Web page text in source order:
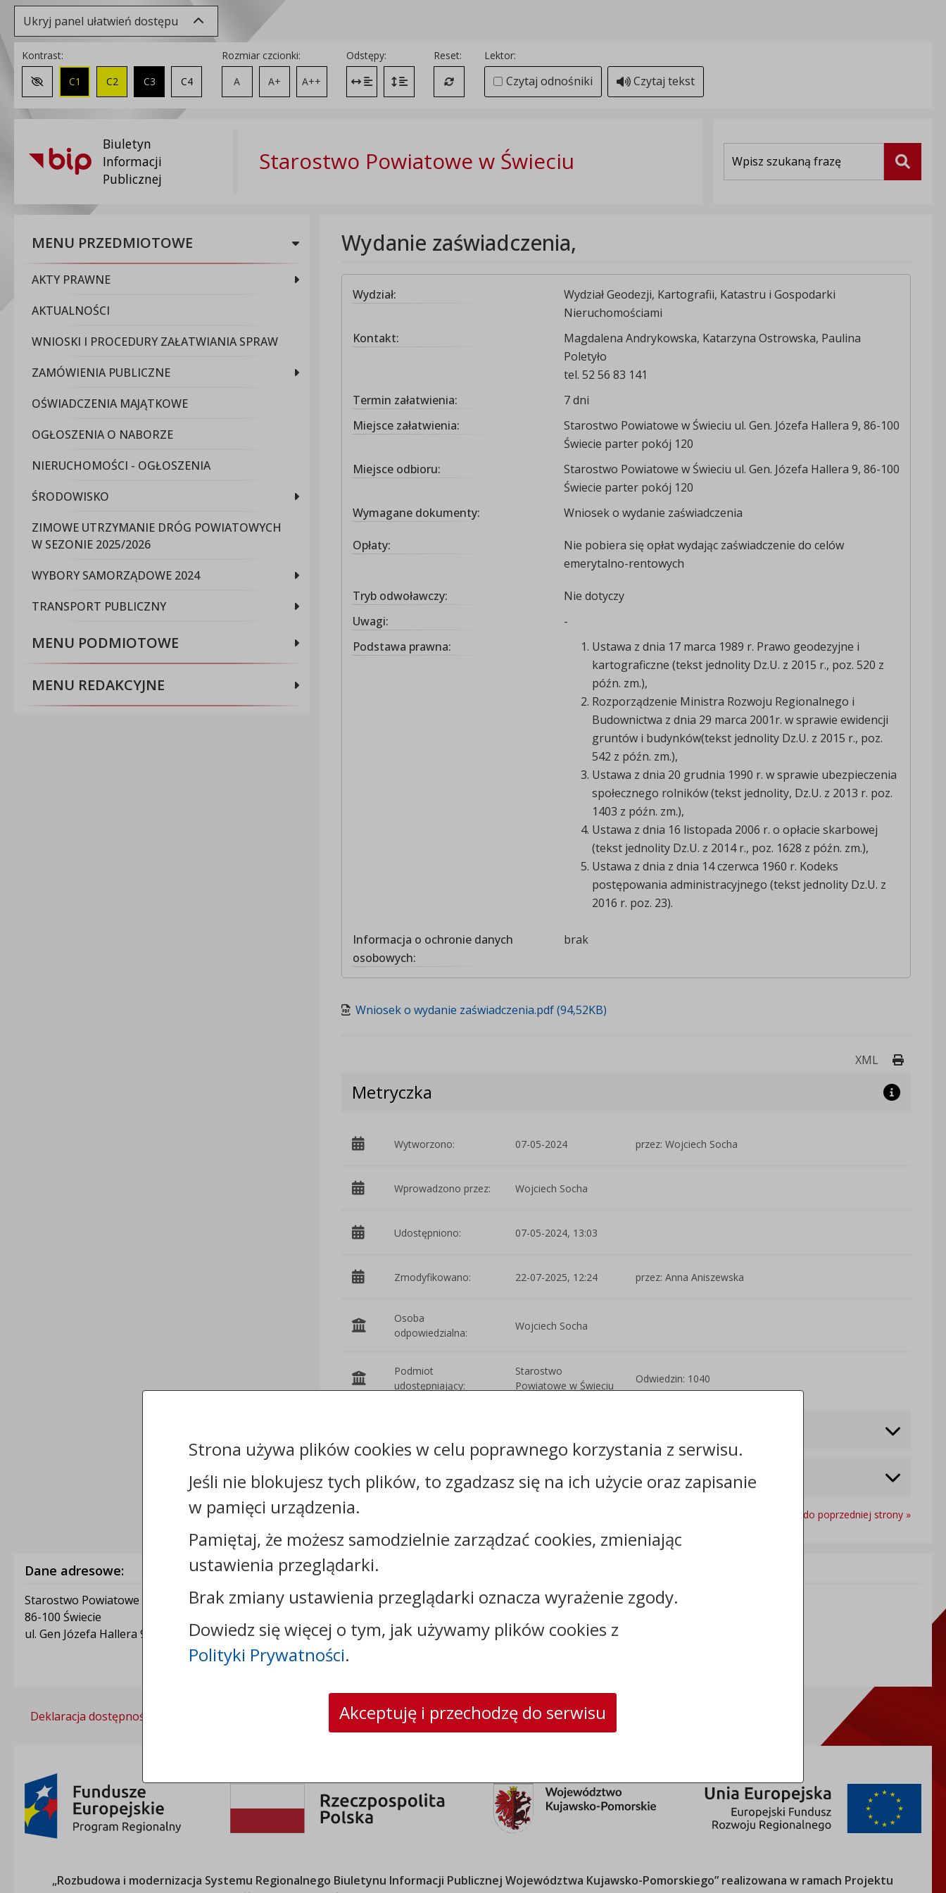
Ukryj panel ułatwień dostępu
Kontrast:
Zmień kontrast na domyślny
C1 C2 C3 C4
Rozmiar czcionki:
A
A+ A++
Odstępy:
Zmień odstęp między literami
Zmień interlinię i margines między paragrafami
Reset:
Przywróć ustawienia domyślne
Lektor:
Czytaj odnośniki Czytaj tekst
Biuletyn
Informacji
Publicznej
Starostwo Powiatowe w Świeciu Szukaj
MENU PRZEDMIOTOWE
AKTY PRAWNE
AKTUALNOŚCI
WNIOSKI I PROCEDURY ZAŁATWIANIA SPRAW
ZAMÓWIENIA PUBLICZNE
OŚWIADCZENIA MAJĄTKOWE
OGŁOSZENIA O NABORZE
NIERUCHOMOŚCI - OGŁOSZENIA
ŚRODOWISKO
ZIMOWE UTRZYMANIE DRÓG POWIATOWYCH
W SEZONIE 2025/2026
WYBORY SAMORZĄDOWE 2024
TRANSPORT PUBLICZNY
MENU PODMIOTOWE
MENU REDAKCYJNE
Wydanie zaświadczenia,
Wydział:
Wydział Geodezji, Kartografii, Katastru i Gospodarki
Nieruchomościami
Kontakt:
Magdalena Andrykowska, Katarzyna Ostrowska, Paulina
Poletyło
tel. 52 56 83 141
Termin załatwienia:
7 dni
Miejsce załatwienia:
Starostwo Powiatowe w Świeciu ul. Gen. Józefa Hallera 9, 86-100
Świecie parter pokój 120
Miejsce odbioru:
Starostwo Powiatowe w Świeciu ul. Gen. Józefa Hallera 9, 86-100
Świecie parter pokój 120
Wymagane dokumenty:
Wniosek o wydanie zaświadczenia
Opłaty:
Nie pobiera się opłat wydając zaświadczenie do celów
emerytalno-rentowych
Tryb odwoławczy:
Nie dotyczy
Uwagi:
-
Podstawa prawna:
Ustawa z dnia 17 marca 1989 r. Prawo geodezyjne i
kartograficzne (tekst jednolity Dz.U. z 2015 r., poz. 520 z
późn. zm.),
Rozporządzenie Ministra Rozwoju Regionalnego i
Budownictwa z dnia 29 marca 2001r. w sprawie ewidencji
gruntów i budynków(tekst jednolity Dz.U. z 2015 r., poz.
542 z późn. zm.),
Ustawa z dnia 20 grudnia 1990 r. w sprawie ubezpieczenia
społecznego rolników (tekst jednolity, Dz.U. z 2013 r. poz.
1403 z późn. zm.),
Ustawa z dnia 16 listopada 2006 r. o opłacie skarbowej
(tekst jednolity Dz.U. z 2014 r., poz. 1628 z późn. zm.),
Ustawa z dnia z dnia 14 czerwca 1960 r. Kodeks
postępowania administracyjnego (tekst jednolity Dz.U. z
2016 r. poz. 23).
Informacja o ochronie danych
osobowych:
brak
Wniosek o wydanie zaświadczenia.pdf (94,52KB)
XML Drukuj
Metryczka
Wytworzono: 07-05-2024 przez: Wojciech Socha
Wprowadzono przez: Wojciech Socha
Udostępniono: 07-05-2024, 13:03
Zmodyfikowano: 22-07-2025, 12:24 przez: Anna Aniszewska
Osoba
odpowiedzialna:
Wojciech Socha
Podmiot
udostępniający:
Starostwo
Powiatowe w Świeciu
Odwiedzin: 1040
Rejestr zmian
Powrót do poprzedniej strony »
Dane adresowe:
Starostwo Powiatowe w Świeciu
86-100 Świecie
ul. Gen Józefa Hallera 9
Kontakt:
tel.:+48525683100
e-mail:sekretariat@csw.pl
skrytka ePUAP: /CSW/SkrytkaESP
NIP: 5591698086
Deklaracja dostępności
„Rozbudowa i modernizacja Systemu Regionalnego Biuletynu Informacji PublicznejWojewództwa Kujawsko-Pomorskiego” realizowana w ramach Projektu
Strona używa plików cookies w celu poprawnego korzystania z serwisu.
Jeśli nie blokujesz tych plików, to zgadzasz się na ich użycie oraz zapisanie
w pamięci urządzenia.
Pamiętaj, że możesz samodzielnie zarządzać cookies, zmieniając
ustawienia przeglądarki.
Brak zmiany ustawienia przeglądarki oznacza wyrażenie zgody.
Dowiedz się więcej o tym, jak używamy plików cookies z
Polityki Prywatności.
Akceptuję i przechodzę do serwisu